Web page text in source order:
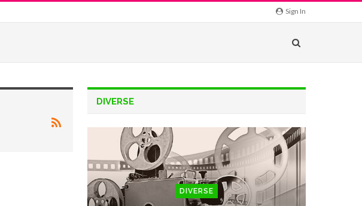
Sign In
DIVERSE
DIVERSE